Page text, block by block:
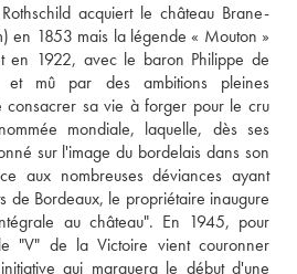
acquiert le château Brane-
en 1853 mais la légende « Mouton »
en 1922, avec le baron Philippe de
mû par des ambitions pleines
consacrer sa vie à forger pour le cru
mondiale, laquelle, dès ses
sur l'image du bordelais dans son
aux nombreuses déviances ayant
de Bordeaux, le propriétaire inaugure
au château". En 1945, pour
"V" de la Victoire vient couronner
qui marquera le début d'une